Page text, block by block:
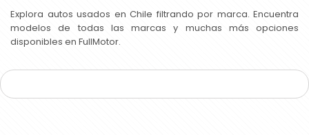
Explora autos usados en Chile filtrando por marca. Encuentra
modelos de todas las marcas y muchas más opciones
disponibles en FullMotor.